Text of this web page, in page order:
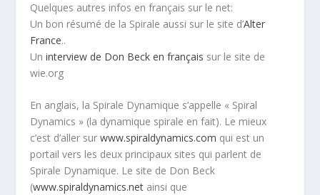
Quelques autres infos en français sur le net:
Un bon résumé de la Spirale aussi sur le site d’Alter
France..
Uninterview de Don Beck en français sur le site de
wie.org
En anglais, la Spirale Dynamique s’appelle « Spiral
Dynamics » (la dynamique spirale en fait). Le mieux
c’est d’aller surwww.spiraldynamics.com qui est un
portail vers les deux principaux sites qui parlent de
Spirale Dynamique. Le site de Don Beck
(www.spiraldynamics.net ainsi que